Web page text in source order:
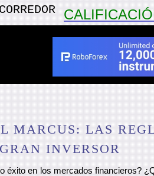
CORREDOR
MARCUS: LAS
INVERSOR
éxito en los mercados financieros?